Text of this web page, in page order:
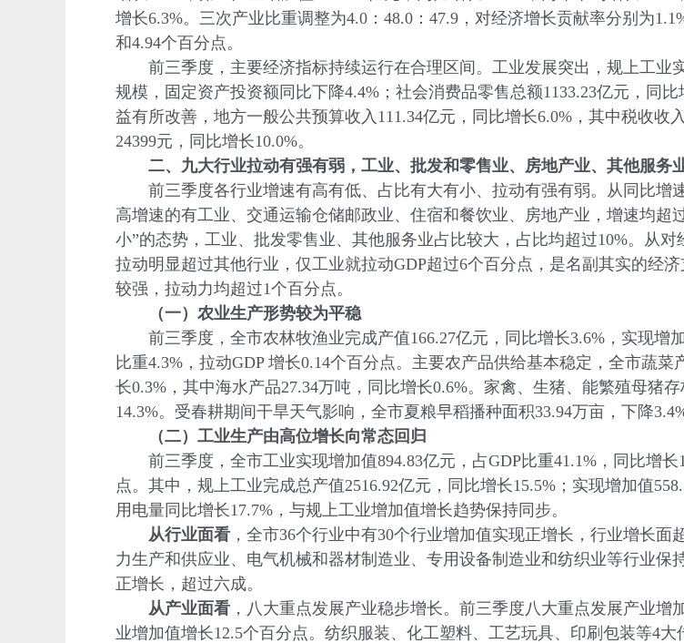
增长6.3%。三次产业比重调整为4.0：48.0：47.9，对经济增长贡献率分别为
和4.94个百分点。
前三季度，主要经济指标持续运行在合理区间。工业发展突出，规上工业
规模，固定资产投资额同比下降4.4%；社会消费品零售总额1133.23亿元，同
益有所改善，地方一般公共预算收入111.34亿元，同比增长6.0%，其中税收收
24399元，同比增长10.0%。
二、九大行业拉动有强有弱，工业、批发和零售业、房地产业、其他服务
前三季度各行业增速有高有低、占比有大有小、拉动有强有弱。从同比增
高增速的有工业、交通运输仓储邮政业、住宿和餐饮业、房地产业，增速均超
小”的态势，工业、批发零售业、其他服务业占比较大，占比均超过10%。从
拉动明显超过其他行业，仅工业就拉动GDP超过6个百分点，是名副其实的经
较强，拉动力均超过1个百分点。
（一）农业生产形势较为平稳
前三季度，全市农林牧渔业完成产值166.27亿元，同比增长3.6%，实现增
比重4.3%，拉动GDP 增长0.14个百分点。主要农产品供给基本稳定，全市蔬
长0.3%，其中海水产品27.34万吨，同比增长0.6%。家禽、生猪、能繁殖母猪
14.3%。受春耕期间干旱天气影响，全市夏粮早稻播种面积33.94万亩，下降
（二）工业生产由高位增长向常态回归
前三季度，全市工业实现增加值894.83亿元，占GDP比重41.1%，同比增长
点。其中，规上工业完成总产值2516.92亿元，同比增长15.5%；实现增加值
用电量同比增长17.7%，与规上工业增加值增长趋势保持同步。
从行业面看 ，全市36个行业中有30个行业增加值实现正增长，行业增长
力生产和供应业、电气机械和器材制造业、专用设备制造业和纺织业等行业保
正增长，超过六成。
从产业面看 ，八大重点发展产业稳步增长。前三季度八大重点发展产业
业增加值增长12.5个百分点。纺织服装、化工塑料、工艺玩具、印刷包装等4